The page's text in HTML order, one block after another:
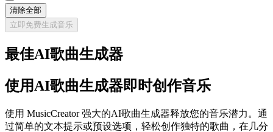
清除全部
立即免费生成音乐
最佳AI歌曲生成器
使用AI歌曲生成器即时创作音乐
使用 MusicCreator 强大的AI歌曲生成器释放您的音乐潜力。通
过简单的文本提示或预设选项，轻松创作独特的歌曲，在几分